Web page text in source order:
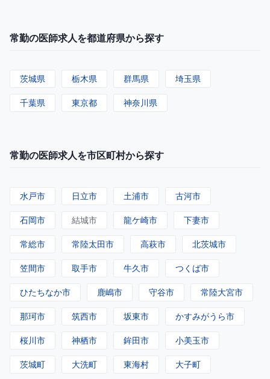
常勤の医師求人を都道府県から探す
茨城県 栃木県 群馬県 埼玉県
千葉県 東京都 神奈川県
常勤の医師求人を市区町村から探す
水戸市 日立市 土浦市 古河市
石岡市 結城市 龍ケ崎市 下妻市
常総市 常陸太田市 高萩市 北茨城市
笠間市 取手市 牛久市 つくば市
ひたちなか市 鹿嶋市 守谷市 常陸大宮市
那珂市 筑西市 坂東市 かすみがうら市
桜川市 神栖市 鉾田市 小美玉市
茨城町 大洗町 東海村 大子町